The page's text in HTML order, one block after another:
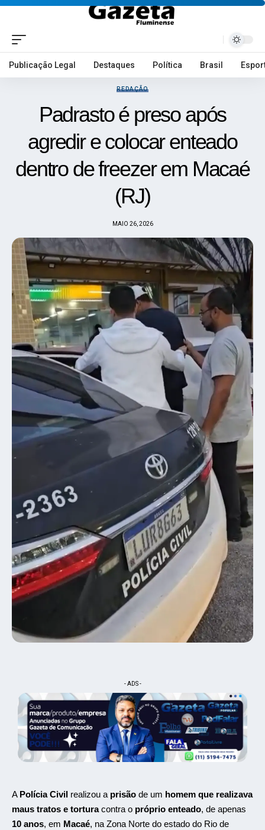
Publicação Legal Destaques Política Brasil
REDAÇÃO
Padrasto é preso após
agredir e colocar enteado
dentro de freezer em Macaé
(RJ)
MAIO 26, 2026
- ADS -
A Polícia Civil realizou a prisão de um homem que realizava
maus tratos e torturacontra o próprio enteado, de apenas
10 anos, em Macaé, na Zona Norte do estado do Rio de